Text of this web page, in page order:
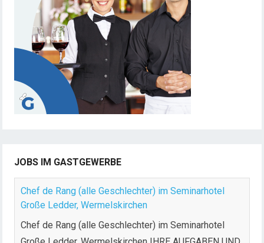
JOBS IM GASTGEWERBE
Chef de Rang (alle Geschlechter) im Seminarhotel
Große Ledder, Wermelskirchen
Chef de Rang (alle Geschlechter) im Seminarhotel